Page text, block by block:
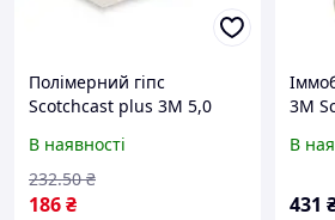
Полімерний гіпс
Scotchcast plus 3M 5,0
(82002) / Скотчкаст плюс
В наявності
186₴
232.50 ₴
3M
В
431